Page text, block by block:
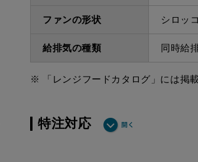
ファンの形状 シロッ
給排気の種類 同時給
※ 「レンジフードカタログ」には掲
特注対応